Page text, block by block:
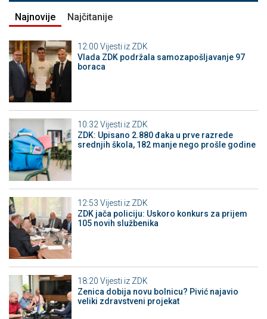
Najnovije Najčitanije
12:00 Vijesti iz ZDK
Vlada ZDK podržala samozapošljavanje 97
boraca
10:32 Vijesti iz ZDK
ZDK: Upisano 2.880 đaka u prve razrede
srednjih škola, 182 manje nego prošle godine
12:53 Vijesti iz ZDK
ZDK jača policiju: Uskoro konkurs za prijem
105 novih službenika
18:20 Vijesti iz ZDK
Zenica dobija novu bolnicu? Pivić najavio
veliki zdravstveni projekat